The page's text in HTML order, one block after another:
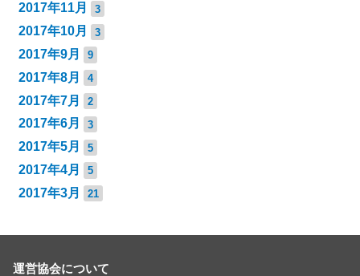
2017年11月 3
2017年10月 3
2017年9月 9
2017年8月 4
2017年7月 2
2017年6月 3
2017年5月 5
2017年4月 5
2017年3月 21
運営協会について